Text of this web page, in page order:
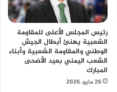
رئيس المجلس الأعلى للمقاومة
الشعبية يهنئ أبطال الجيش
الوطني والمقاومة الشعبية وأبناء
الشعب اليمني بعيد الأضحى
المبارك
26 مايو، 2026